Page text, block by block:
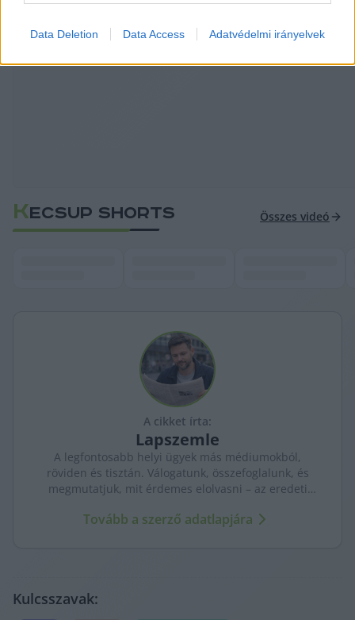
Data Deletion Data Access Adatvédelmi irányelvek
HIRDETÉS
KECSUP SHORTS Összes videó
A cikket írta:
Lapszemle
A legfontosabb helyi ügyek más médiumokból,
röviden és tisztán. Válogatunk, összefoglalunk, és
megmutatjuk, mit érdemes elolvasni – az eredeti
Tovább a szerző adatlapjára
Kulcsszavak: